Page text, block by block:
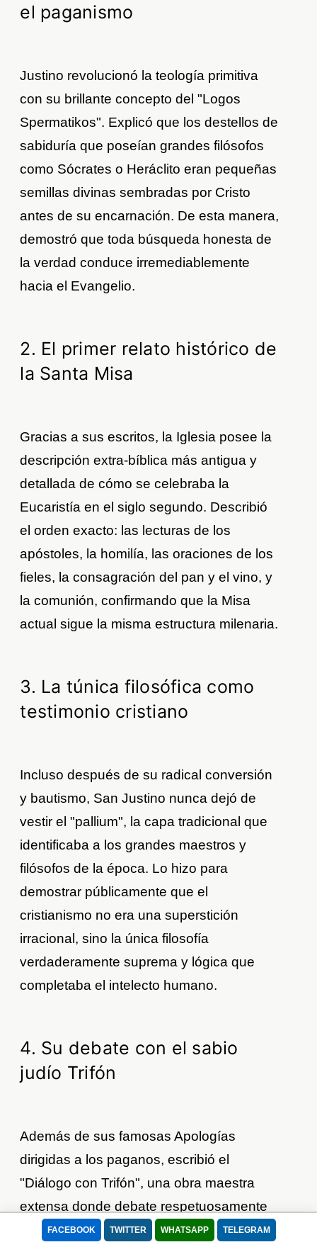
FACEBOOK TWITTER WHATSAPP TELEGRAM
el paganismo
Justino revolucionó la teología primitiva
con su brillante concepto del "Logos
Spermatikos". Explicó que los destellos de
sabiduría que poseían grandes filósofos
como Sócrates o Heráclito eran pequeñas
semillas divinas sembradas por Cristo
antes de su encarnación. De esta manera,
demostró que toda búsqueda honesta de
la verdad conduce irremediablemente
hacia el Evangelio.
2. El primer relato histórico de
la Santa Misa
Gracias a sus escritos, la Iglesia posee la
descripción extra-bíblica más antigua y
detallada de cómo se celebraba la
Eucaristía en el siglo segundo. Describió
el orden exacto: las lecturas de los
apóstoles, la homilía, las oraciones de los
fieles, la consagración del pan y el vino, y
la comunión, confirmando que la Misa
actual sigue la misma estructura milenaria.
3. La túnica filosófica como
testimonio cristiano
Incluso después de su radical conversión
y bautismo, San Justino nunca dejó de
vestir el "pallium", la capa tradicional que
identificaba a los grandes maestros y
filósofos de la época. Lo hizo para
demostrar públicamente que el
cristianismo no era una superstición
irracional, sino la única filosofía
verdaderamente suprema y lógica que
completaba el intelecto humano.
4. Su debate con el sabio
judío Trifón
Además de sus famosas Apologías
dirigidas a los paganos, escribió el
"Diálogo con Trifón", una obra maestra
extensa donde debate respetuosamente
con un erudito judío. En ella, San Justino